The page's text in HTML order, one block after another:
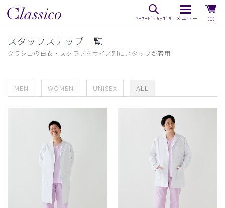
（0）
スタッフスナップ一覧
クラシコの白衣・スクラブをサイズ別にスタッフが着用
MEN WOMEN UNISEX ALL